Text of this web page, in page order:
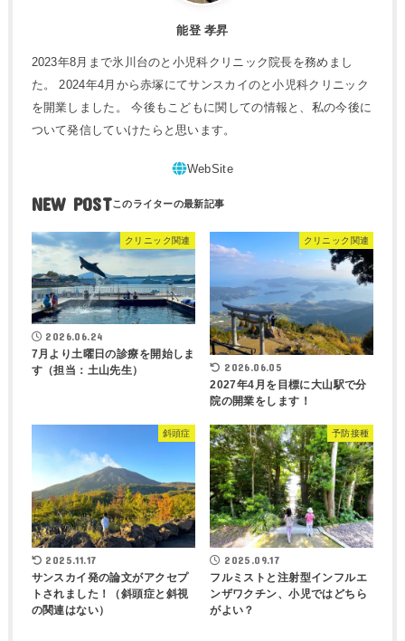
能登 孝昇
2023年8月まで氷川台のと小児科クリニック院長を務めまし
た。 2024年4月から赤塚にてサンスカイのと小児科クリニック
を開業しました。 今後もこどもに関しての情報と、私の今後に
ついて発信していけたらと思います。
NEW POST
クリニック関連
2026.06.24
7月より土曜日の診療を開始しま
す（担当：土山先生）
クリニック関連
2026.06.05
2027年4月を目標に大山駅で分
院の開業をします！
斜頭症
2025.11.17
サンスカイ発の論文がアクセプ
トされました！（斜頭症と斜視
の関連はない）
予防接種
2025.09.17
フルミストと注射型インフルエ
ンザワクチン、小児ではどちら
がよい？